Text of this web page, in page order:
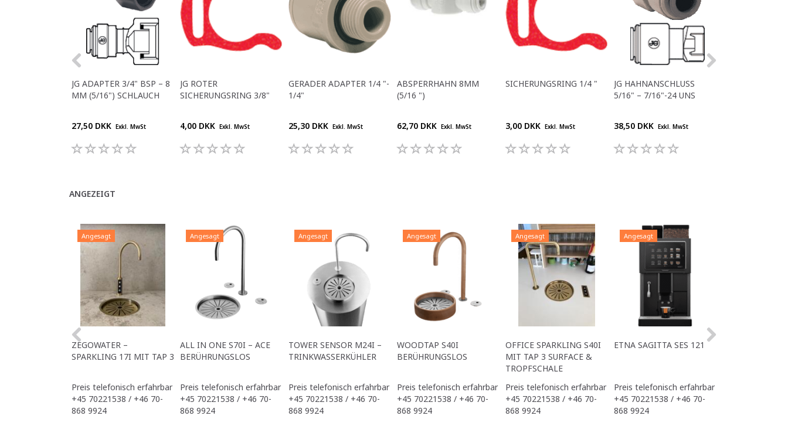
JG ADAPTER 3/4" BSP – 8
MM (5/16") SCHLAUCH
27,50 DKK Exkl. MwSt
JG ROTER
SICHERUNGSRING 3/8"
4,00 DKK Exkl. MwSt
GERADER ADAPTER 1/4 "-
1/4"
25,30 DKK Exkl. MwSt
ABSPERRHAHN 8MM
(5/16 ")
62,70 DKK Exkl. MwSt
SICHERUNGSRING 1/4 "
3,00 DKK Exkl. MwSt
JG HAHNANSCHLUSS
5/16" – 7/16"-24 UNS
38,50 DKK Exkl. MwSt
ANGEZEIGT
Angesagt
ZEGOWATER –
SPARKLING 17I MIT TAP 3
Preis telefonisch erfahrbar
+45 70221538 / +46 70-
868 9924
Angesagt
ALL IN ONE S70I – ACE
BERÜHRUNGSLOS
Preis telefonisch erfahrbar
+45 70221538 / +46 70-
868 9924
Angesagt
TOWER SENSOR M24I –
TRINKWASSERKÜHLER
Preis telefonisch erfahrbar
+45 70221538 / +46 70-
868 9924
Angesagt
WOODTAP S40I
BERÜHRUNGSLOS
Preis telefonisch erfahrbar
+45 70221538 / +46 70-
868 9924
Angesagt
OFFICE SPARKLING S40I
MIT TAP 3 SURFACE &
TROPFSCHALE
Preis telefonisch erfahrbar
+45 70221538 / +46 70-
868 9924
Angesagt
ETNA SAGITTA SES 121
Preis telefonisch erfahrbar
+45 70221538 / +46 70-
868 9924